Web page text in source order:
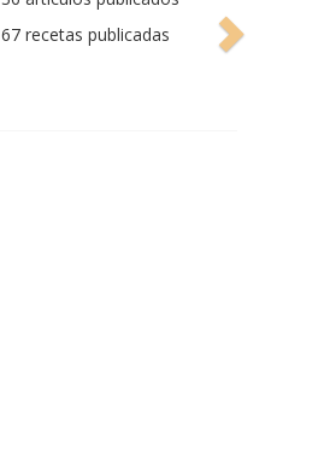
producto bien tratado